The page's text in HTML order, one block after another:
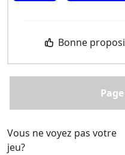
Bonne
Vous ne voyez pas votre
jeu?